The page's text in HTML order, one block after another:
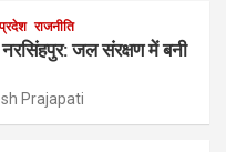
राजनीति
जल संरक्षण में बनी
Prajapati